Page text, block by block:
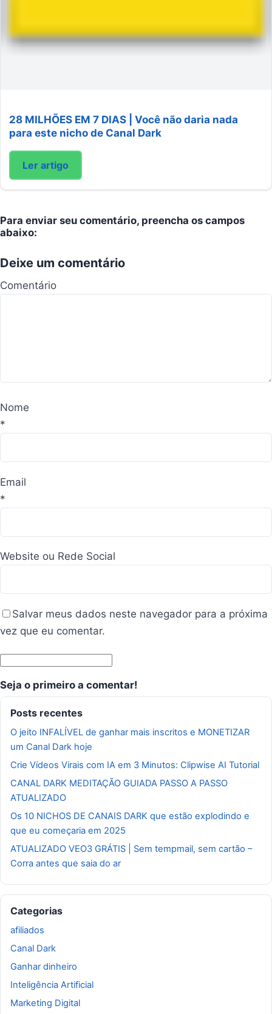
28 MILHÕES EM 7 DIAS | Você não daria nada
para este nicho de Canal Dark
Ler artigo
Para enviar seu comentário, preencha os campos
abaixo:
Deixe um comentário
Comentário
Nome
*
Email
*
Website ou Rede Social
Salvar meus dados neste navegador para a próxima
vez que eu comentar.
Seja o primeiro a comentar!
Posts recentes
O jeito INFALÍVEL de ganhar mais inscritos e MONETIZAR
um Canal Dark hoje
Crie Vídeos Virais com IA em 3 Minutos: Clipwise AI Tutorial
CANAL DARK MEDITAÇÃO GUIADA PASSO A PASSO
ATUALIZADO
Os 10 NICHOS DE CANAIS DARK que estão explodindo e
que eu começaria em 2025
ATUALIZADO VEO3 GRÁTIS | Sem tempmail, sem cartão –
Corra antes que saia do ar
Categorias
afiliados
Canal Dark
Ganhar dinheiro
Inteligência Artificial
Marketing Digital